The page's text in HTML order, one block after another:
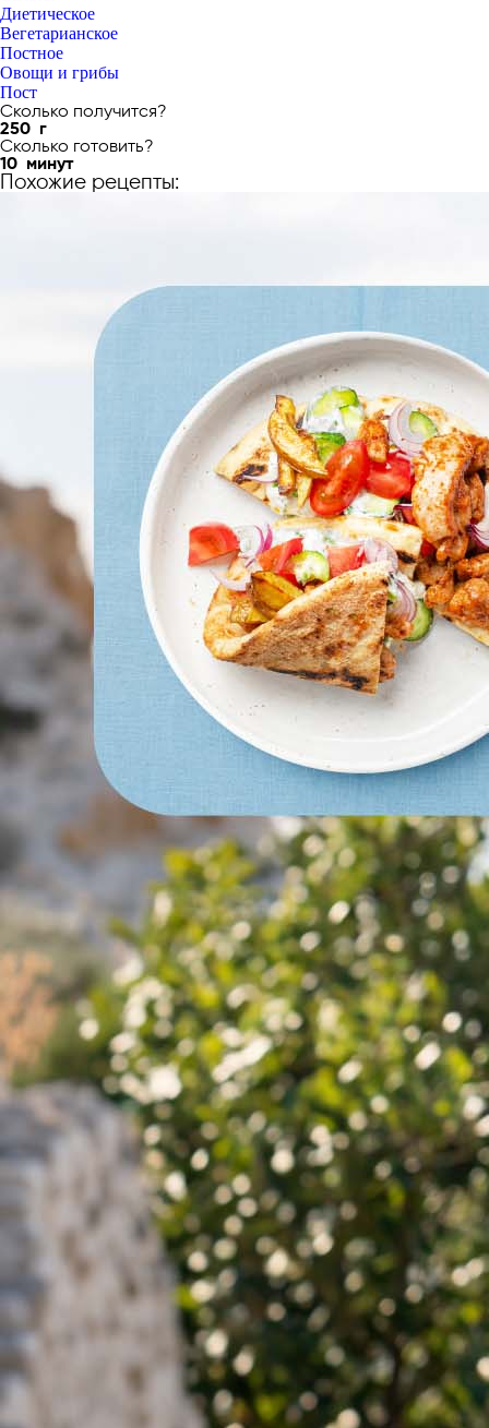
Диетическое
Вегетарианское
Постное
Овощи и грибы
Пост
Сколько получится?
250 г
Сколько готовить?
10 минут
Похожие рецепты: